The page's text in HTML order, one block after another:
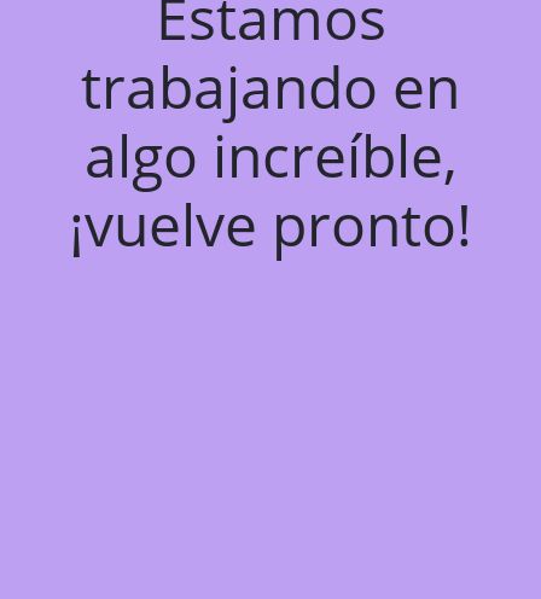
Estamos
trabajando en
algo increíble,
¡vuelve pronto!